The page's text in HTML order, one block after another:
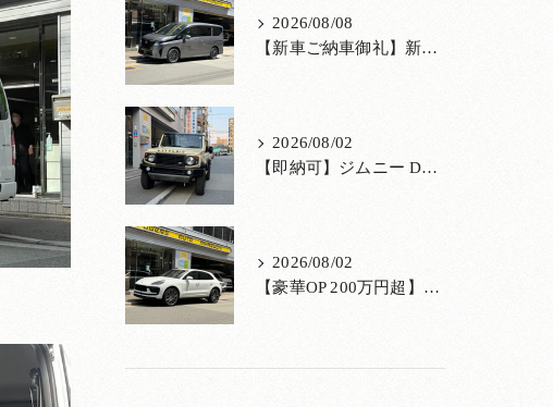
2026/08/08
【新車ご納車御礼】新型セレナをご納車いたしました！宮口自動車株式会社
2026/08/02
【即納可】ジムニー DAMD「little D.」コンプリート！登録済未使用車あり
2026/08/02
【豪華OP 200万円超】極上のポルシェ マカンが入荷！注目のオプション装備